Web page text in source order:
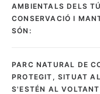
AMBIENTALS DELS
CONSERVACIÓ I
SÓN:
PARC NATURAL DE
PROTEGIT, SITUAT
S'ESTÉN AL